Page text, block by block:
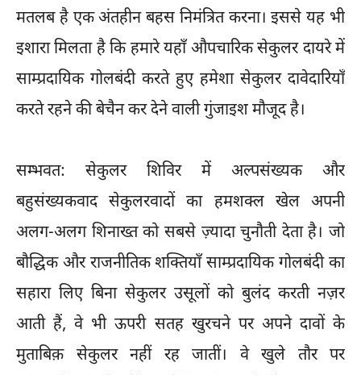
मतलब है एक अंतहीन बहस निमंत्रित करना। इससे यह भी
इशारा मिलता है कि हमारे यहाँ औपचारिक सेकुलर दायरे में
साम्प्रदायिक गोलबंदी करते हुए हमेशा सेकुलर दावेदारियाँ
करते रहने की बेचैन कर देने वाली गुंजाइश मौजूद है।
सम्भवत: सेकुलर शिविर में अल्पसंख्यक और
बहुसंख्यकवाद सेकुलरवादों का हमशक्ल खेल अपनी
अलग-अलग शिनाख्त को सबसे ज़्यादा चुनौती देता है। जो
बौद्धिक और राजनीतिक शक्तियाँ साम्प्रदायिक गोलबंदी का
सहारा लिए बिना सेकुलर उसूलों को बुलंद करती नज़र
आती हैं, वे भी ऊपरी सतह खुरचने पर अपने दावों के
मुताबिक़ सेकुलर नहीं रह जातीं। वे खुले तौर पर